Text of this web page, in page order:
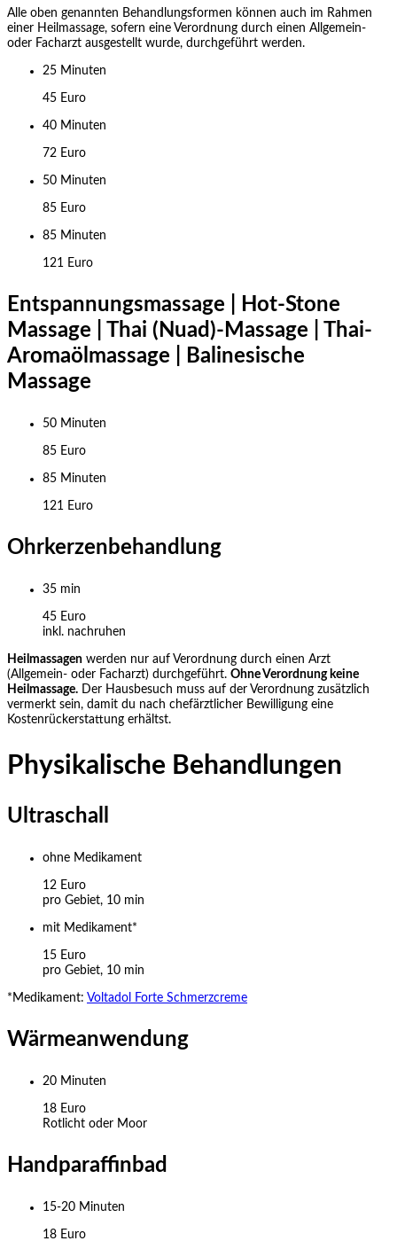
Alle oben genannten Behandlungsformen können auch im Rahmen
einer Heilmassage, sofern eine Verordnung durch einen Allgemein-
oder Facharzt ausgestellt wurde, durchgeführt werden.
25 Minuten
45 Euro
40 Minuten
72 Euro
50 Minuten
85 Euro
85 Minuten
121 Euro
Entspannungsmassage | Hot-Stone
Massage | Thai (Nuad)-Massage | Thai-
Aromaölmassage | Balinesische
Massage
50 Minuten
85 Euro
85 Minuten
121 Euro
Ohrkerzenbehandlung
35 min
45 Euro
inkl. nachruhen
Heilmassagen werden nur auf Verordnung durch einen Arzt
(Allgemein- oder Facharzt) durchgeführt. Ohne Verordnung keine
Heilmassage. Der Hausbesuch muss auf der Verordnung zusätzlich
vermerkt sein, damit du nach chefärztlicher Bewilligung eine
Kostenrückerstattung erhältst.
Physikalische Behandlungen
Ultraschall
ohne Medikament
12 Euro
pro Gebiet, 10 min
mit Medikament*
15 Euro
pro Gebiet, 10 min
*Medikament: Voltadol Forte Schmerzcreme
Wärmeanwendung
20 Minuten
18 Euro
Rotlicht oder Moor
Handparaffinbad
15-20 Minuten
18 Euro